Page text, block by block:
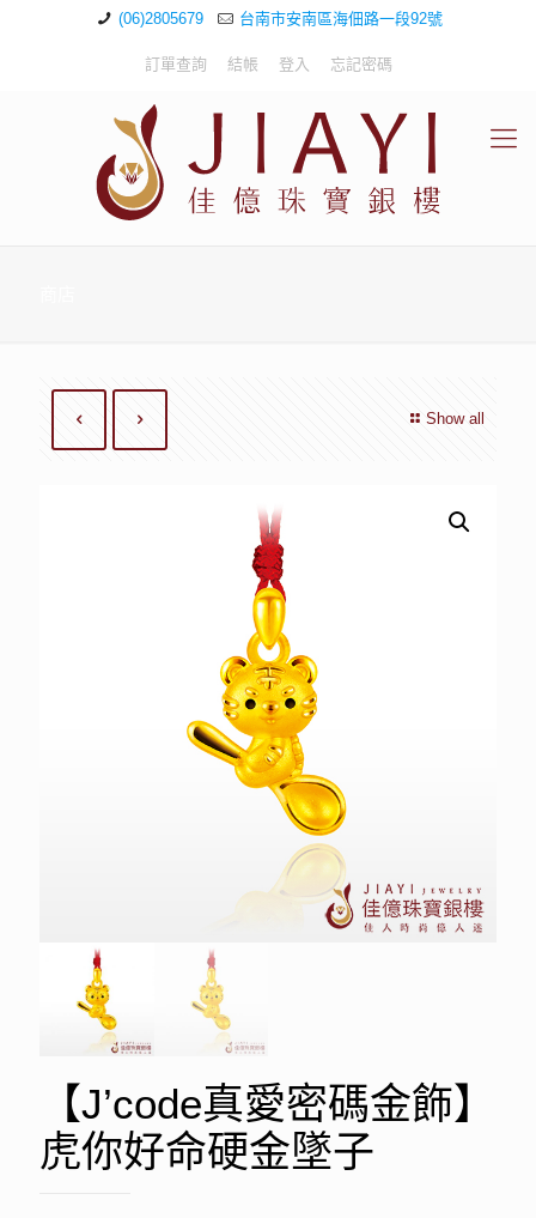
(06)2805679 台南市安南區海佃路一段92號
訂單查詢 結帳 登入 忘記密碼
Show all
【J’code真愛密碼金飾】
虎你好命硬金墜子